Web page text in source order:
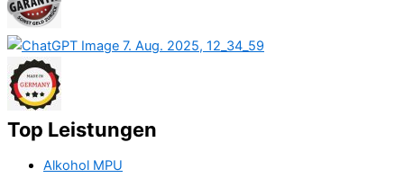
Top Leistungen
Alkohol MPU